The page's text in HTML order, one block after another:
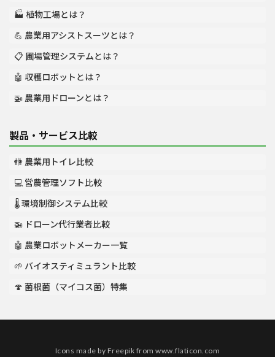
🏭 植物工場とは？
💪 農業用アシストスーツとは？
📋 圃場管理システムとは？
🤖 収穫ロボットとは？
🚁 農業用ドローンとは？
製品・サービス比較
🚻 農業用トイレ比較
💻 営農管理ソフト比較
🌡️ 環境制御システム比較
🚁 ドローン代行業者比較
🤖 農業ロボットメーカー一覧
🌱 バイオスティミュラント比較
🍄 菌根菌（マイコス菌）特集
Icons made by Freepik fromwww.flaticon.com